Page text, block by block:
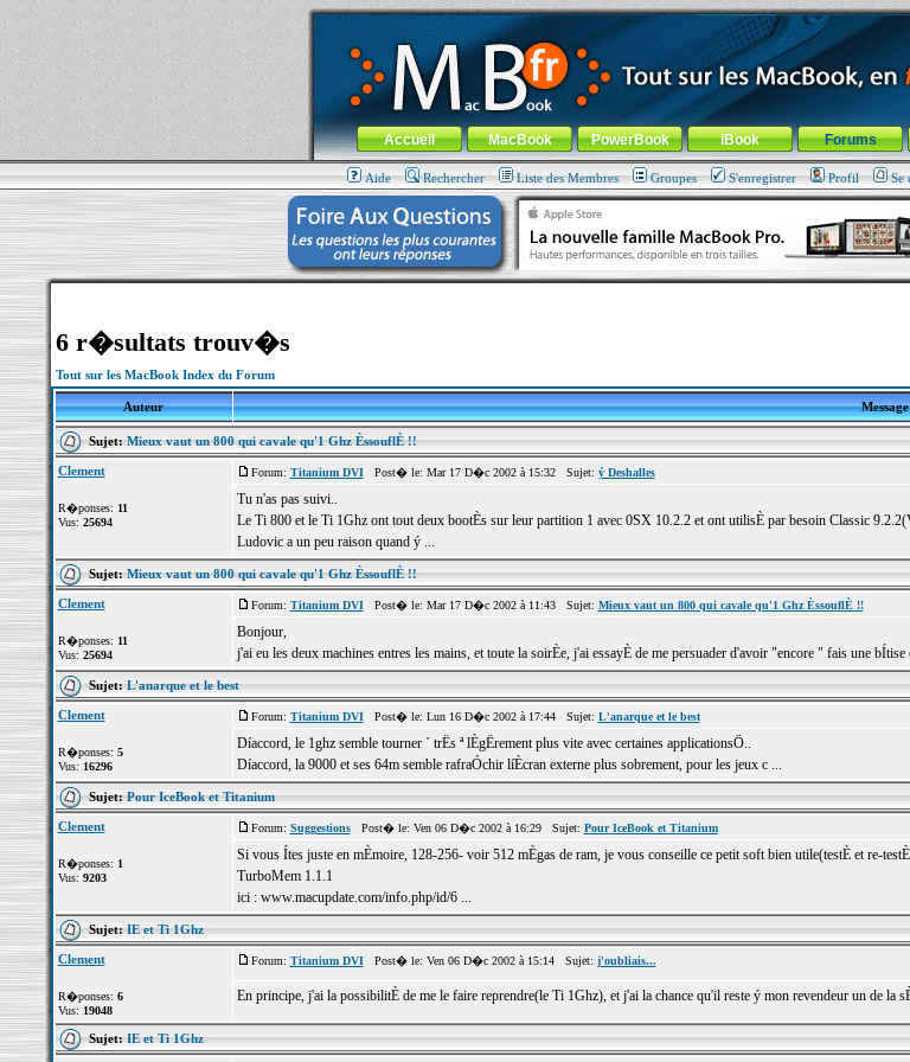
MacBook-fr.com : 100% Apple... 100% nomade !
Aller au contenu-Aller au menu général-Aller au menu de la rubrique
Menu général
Accueil MacBook PowerBook iBook Forums
Aide Rechercher Liste des Membres Groupes S'enregistrer Profil Se
6 r�sultats trouv�s
Tout sur les MacBook Index du Forum
Auteur Message
Sujet:Mieux vaut un 800 qui cavale qu'1 Ghz ÈssouflÈ !!
Clement
R�ponses: 11
Vus: 25694
Forum: Titanium DVIPost� le: Mar 17 D�c 2002 à 15:32 Sujet: ý Deshalles
Tu n'as pas suivi..
Le Ti 800 et le Ti 1Ghz ont tout deux bootÈs sur leur partition 1 avec 0SX 10.2.2 et ont utilisÈ par besoin Classic
Ludovic a un peu raison quand ý ...
Sujet:Mieux vaut un 800 qui cavale qu'1 Ghz ÈssouflÈ !!
Clement
R�ponses: 11
Vus: 25694
Forum: Titanium DVIPost� le: Mar 17 D�c 2002 à 11:43 Sujet: Mieux vaut un 800 qui cavale qu'1 Ghz ÈssouflÈ !!
Bonjour,
j'ai eu les deux machines entres les mains, et toute la soirÈe, j'ai essayÈ de me persuader d'avoir "encore " fais une
Sujet:L'anarque et le best
Clement
R�ponses: 5
Vus: 16296
Forum: Titanium DVIPost� le: Lun 16 D�c 2002 à 17:44 Sujet: L'anarque et le best
Díaccord, le 1ghz semble tourner ´ trËs ª lÈgËrement plus vite avec certaines applicationsÖ..
Díaccord, la 9000 et ses 64m semble rafraÓchir líÈcran externe plus sobrement, pour les jeux c ...
Sujet:Pour IceBook et Titanium
Clement
R�ponses: 1
Vus: 9203
Forum: SuggestionsPost� le: Ven 06 D�c 2002 à 16:29 Sujet: Pour IceBook et Titanium
Si vous Ítes juste en mÈmoire, 128-256- voir 512 mÈgas de ram, je vous conseille ce petit soft bien utile(testÈ et re-
TurboMem 1.1.1
ici : www.macupdate.com/info.php/id/6 ...
Sujet:IE et Ti 1Ghz
Clement
R�ponses: 6
Vus: 19048
Forum: Titanium DVIPost� le: Ven 06 D�c 2002 à 15:14 Sujet: j'oubliais...
En principe, j'ai la possibilitÈ de me le faire reprendre(le Ti 1Ghz), et j'ai la chance qu'il reste ý mon revendeur un de
Sujet:IE et Ti 1Ghz